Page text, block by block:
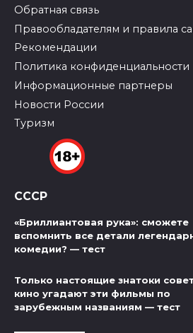
Обратная связь
Правообладателям и правила
Рекомендации
Политика конфиденциальности
Информационные партнеры
Новости России
Туризм
СССР
«Бриллиантовая рука»: сможете
вспомнить все детали
комедии? — тест
Только настоящие знатоки
кино угадают эти фильмы по
зарубежным названиям — тест